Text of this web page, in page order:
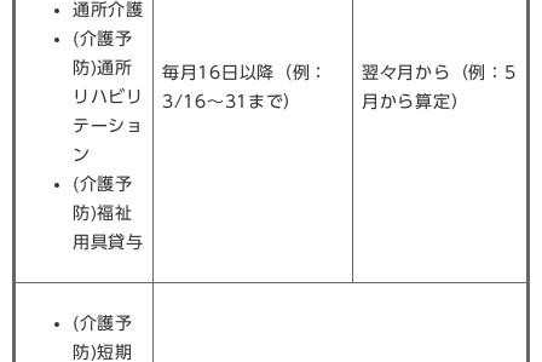
通所介護
(介護予
防)通所
リハビリ
テーショ
ン
(介護予
防)福祉
用具貸与
毎月16日以降（例：
3/16～31まで）
翌々月から（例：5
月から算定）
(介護予
防)短期